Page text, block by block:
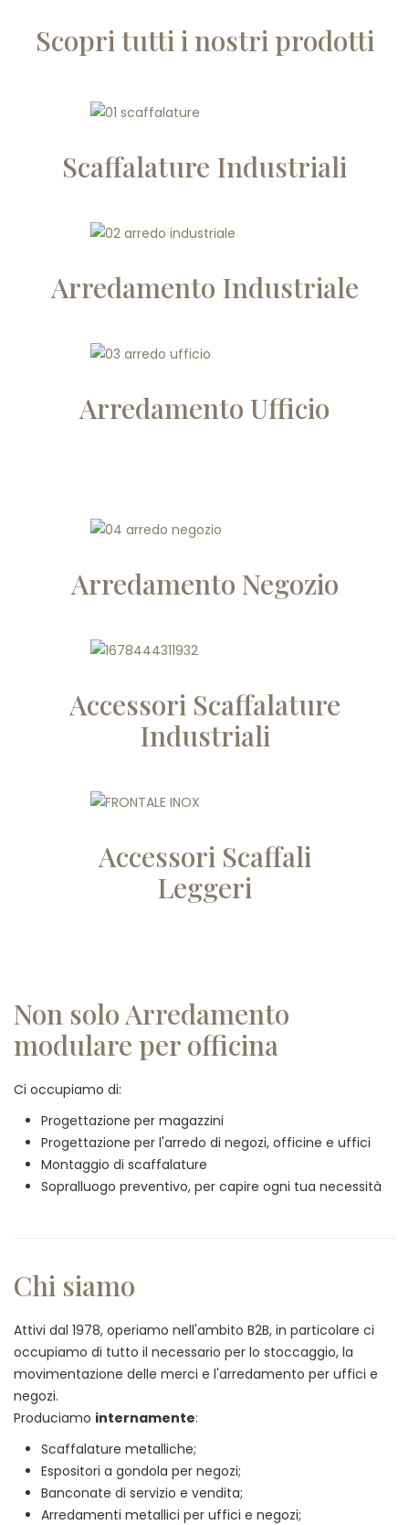
Scopri tutti i nostri prodotti
Scaffalature Industriali
Arredamento Industriale
Arredamento Ufficio
Arredamento Negozio
Accessori Scaffalature
Industriali
Accessori Scaffali
Leggeri
Non solo Arredamento
modulare per officina
Ci occupiamo di:
Progettazione per magazzini
Progettazione per l'arredo di negozi, officine e uffici
Montaggio di scaffalature
Sopralluogo preventivo, per capire ogni tua necessità
Chi siamo
Attivi dal 1978, operiamo nell'ambito B2B, in particolare ci
occupiamo di tutto il necessario per lo stoccaggio, la
movimentazione delle merci e l'arredamento per uffici e
negozi.
Produciamo internamente:
Scaffalature metalliche;
Espositori a gondola per negozi;
Banconate di servizio e vendita;
Arredamenti metallici per uffici e negozi;